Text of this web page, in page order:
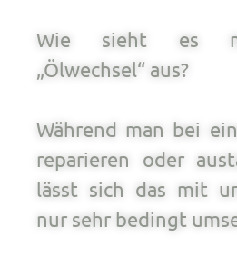
Wie sieht es
„Ölwechsel“ aus?
Während man bei
reparieren oder
lässt sich das mit
nur sehr bedingt